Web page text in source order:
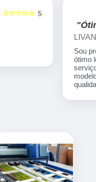
"Ótima
LIVAN ANTONIO
Sou prestador de
ótimo lugar pra se
serviços de
modelos de
qualidade nos